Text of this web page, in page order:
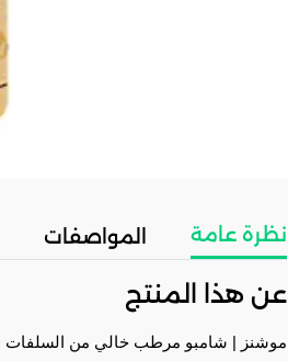
نظرة عامة المواصفات
عن هذا المنتج
موشنز | شامبو مرطب خالي من السلفات | 473مل